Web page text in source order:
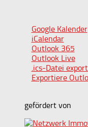
Google Kalender
iCalendar
Outlook 365
Outlook Live
.ics-Datei
Exportiere
gefördert von